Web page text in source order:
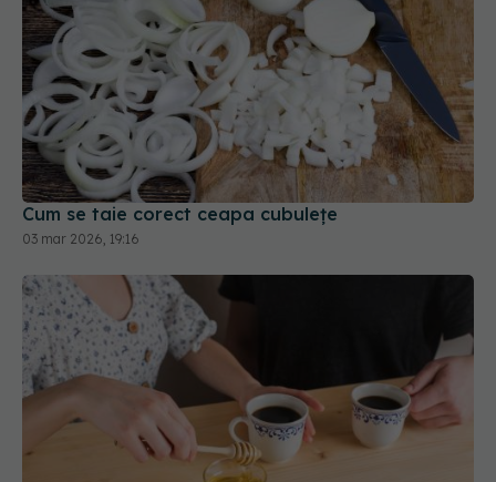
Cum se taie corect ceapa cubulețe
03 mar 2026, 19:16